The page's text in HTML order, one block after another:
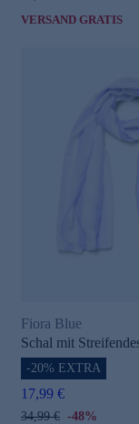
VERSAND GRATIS
Fiora Blue
Schal mit
-20% EXTRA
17,99 €
34,99 € -48%